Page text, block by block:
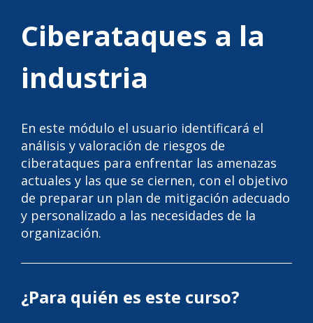
Ciberataques a la
industria
En este módulo el usuario identificará el
análisis y valoración de riesgos de
ciberataques para enfrentar las amenazas
actuales y las que se ciernen, con el objetivo
de preparar un plan de mitigación adecuado
y personalizado a las necesidades de la
organización.
¿Para quién es este curso?